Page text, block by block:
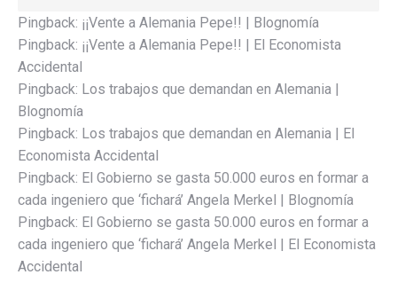
Pingback: ¡¡Vente a Alemania Pepe!! | Blognomía
Pingback: ¡¡Vente a Alemania Pepe!! | El Economista
Accidental
Pingback: Los trabajos que demandan en Alemania |
Blognomía
Pingback: Los trabajos que demandan en Alemania | El
Economista Accidental
Pingback: El Gobierno se gasta 50.000 euros en formar a
cada ingeniero que ‘fichará’ Angela Merkel | Blognomía
Pingback: El Gobierno se gasta 50.000 euros en formar a
cada ingeniero que ‘fichará’ Angela Merkel | El Economista
Accidental